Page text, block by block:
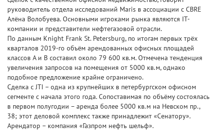
руководитель отдела исследований Maris в ассоциации с CBRE
Алёна Волобуева. Основными игроками рынка являются IT-
компании и представители нефтегазовой отрасли.
По данным Knight Frank St. Petersburg, по итогам первых трёх
кварталов 2019-го объём арендованных офисных площадей
классов А и В составил около 79 600 кв.м. Отмечена тенденция
увеличения запросов на помещения от 5000 кв.м, однако
подобное предложение крайне ограничено.
Сделка с JTI – одна из крупнейших в петербургском офисном
сегменте с начала этого года. Сопоставимая по объёму состоялась
в первом полугодии – аренда более 5000 кв.м на Невском пр.,
38; этот деловой комплекс также принадлежит «Сенатору».
Арендатор – компания «Газпром нефть шельф».